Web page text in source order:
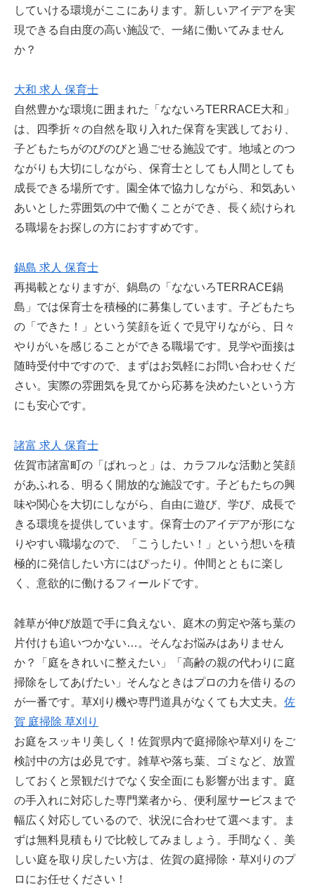
していける環境がここにあります。新しいアイデアを実
現できる自由度の高い施設で、一緒に働いてみません
か？
大和 求人 保育士
自然豊かな環境に囲まれた「なないろTERRACE大和」
は、四季折々の自然を取り入れた保育を実践しており、
子どもたちがのびのびと過ごせる施設です。地域とのつ
ながりも大切にしながら、保育士としても人間としても
成長できる場所です。園全体で協力しながら、和気あい
あいとした雰囲気の中で働くことができ、長く続けられ
る職場をお探しの方におすすめです。
鍋島 求人 保育士
再掲載となりますが、鍋島の「なないろTERRACE鍋
島」では保育士を積極的に募集しています。子どもたち
の「できた！」という笑顔を近くで見守りながら、日々
やりがいを感じることができる職場です。見学や面接は
随時受付中ですので、まずはお気軽にお問い合わせくだ
さい。実際の雰囲気を見てから応募を決めたいという方
にも安心です。
諸富 求人 保育士
佐賀市諸富町の「ぱれっと」は、カラフルな活動と笑顔
があふれる、明るく開放的な施設です。子どもたちの興
味や関心を大切にしながら、自由に遊び、学び、成長で
きる環境を提供しています。保育士のアイデアが形にな
りやすい職場なので、「こうしたい！」という想いを積
極的に発信したい方にはぴったり。仲間とともに楽し
く、意欲的に働けるフィールドです。
雑草が伸び放題で手に負えない、庭木の剪定や落ち葉の
片付けも追いつかない…。そんなお悩みはありません
か？「庭をきれいに整えたい」「高齢の親の代わりに庭
掃除をしてあげたい」そんなときはプロの力を借りるの
が一番です。草刈り機や専門道具がなくても大丈夫。 佐
賀 庭掃除 草刈り
お庭をスッキリ美しく！佐賀県内で庭掃除や草刈りをご
検討中の方は必見です。雑草や落ち葉、ゴミなど、放置
しておくと景観だけでなく安全面にも影響が出ます。庭
の手入れに対応した専門業者から、便利屋サービスまで
幅広く対応しているので、状況に合わせて選べます。ま
ずは無料見積もりで比較してみましょう。手間なく、美
しい庭を取り戻したい方は、佐賀の庭掃除・草刈りのプ
ロにお任せください！